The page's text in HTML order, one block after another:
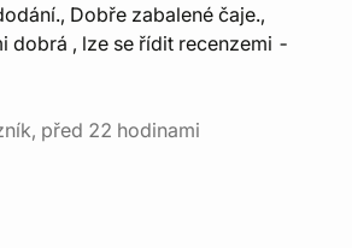
Dobře zabalené čaje.,
dobrá , lze se řídit recenzemi -
před 22 hodinami